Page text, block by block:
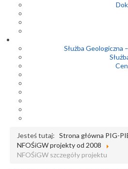
Służba Geologiczna
Jesteś tutaj: Strona główna PIG-
NFOŚiGW projekty od 2008
NFOŚiGW szczegóły projektu